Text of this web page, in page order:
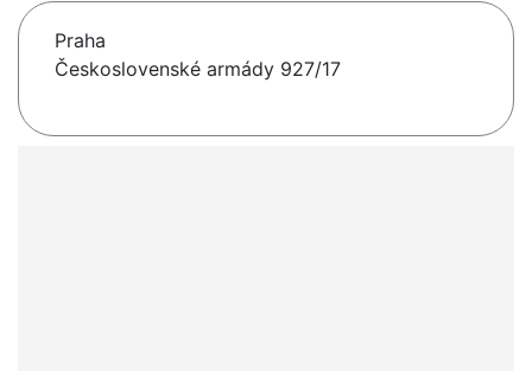
Praha
Československé armády 927/17